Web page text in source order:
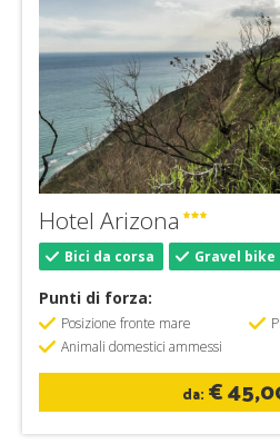
Hotel Arizona
Bici da corsa Gravel bike
Punti di forza:
Posizione fronte mare
Animali domestici ammessi
da: €